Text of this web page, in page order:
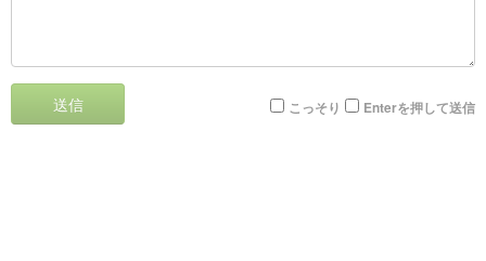
送信 こっそり Enterを押して送信